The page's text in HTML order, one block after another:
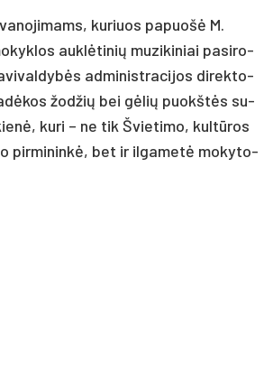
ku­riuos pa­puošė M.
auklė­ti­nių mu­zi­ki­niai pa­si­ro­
ad­mi­nist­ra­ci­jos di­rek­to­
žod­žių bei gėlių puokštės su­
ku­ri – ne tik Švie­ti­mo, kultū­ros
pir­mi­ninkė, bet ir il­ga­metė mo­ky­to­